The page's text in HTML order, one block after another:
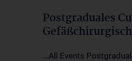
Postgraduales
...All Events